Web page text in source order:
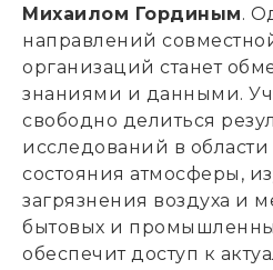
Михаилом Гординым.
направлений
организаций станет
знаниями и данными.
свободно делиться
исследований в
состояния атмосферы,
загрязнения воздуха и
бытовых и
обеспечит доступ к